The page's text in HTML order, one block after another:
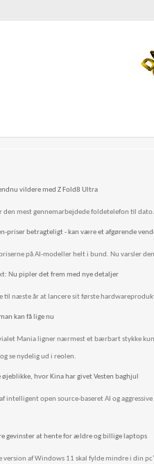
vildere med Z Fold8 Ultra
den mest gennemarbejdede foldetelefon til dato.
priser betragteligt - kan være et afgørende
priserne på AI-modeller helt i bund. Nu varsler
Nu pipler det frem med nye detaljer
til næste år at lancere sit første
kan få lige nu
Mania ligner nærmest et bærbart stykke
se nydelig ud i reolen.
hvor Kina har givet Vesten baghjul
intelligent open source-baseret AI og
gevinster at hente for ældre og billige laptops
version af Windows 11 skal fylde mindre i din